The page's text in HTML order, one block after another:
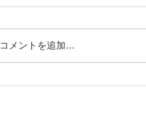
コメントを追加…